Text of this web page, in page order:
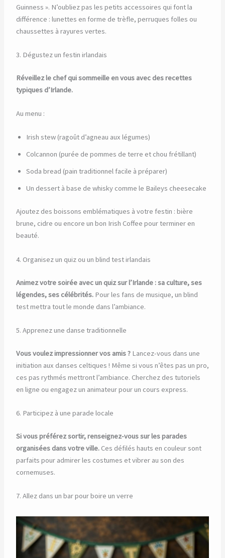
Guinness ». N’oubliez pas les petits accessoires qui font la
différence : lunettes en forme de trèfle, perruques folles ou
chaussettes à rayures vertes.
3. Dégustez un festin irlandais
Réveillez le chef qui sommeille en vous avec des recettes
typiques d’Irlande.
Au menu :
Irish stew (ragoût d’agneau aux légumes)
Colcannon (purée de pommes de terre et chou frétillant)
Soda bread (pain traditionnel facile à préparer)
Un dessert à base de whisky comme le Baileys cheesecake
Ajoutez des boissons emblématiques à votre festin : bière
brune, cidre ou encore un bon Irish Coffee pour terminer en
beauté.
4. Organisez un quiz ou un blind test irlandais
Animez votre soirée avec un quiz sur l’Irlande : sa culture, ses
légendes, ses célébrités. Pour les fans de musique, un blind
test mettra tout le monde dans l’ambiance.
5. Apprenez une danse traditionnelle
Vous voulez impressionner vos amis ?Lancez-vous dans une
initiation aux danses celtiques ! Même si vous n’êtes pas un pro,
ces pas rythmés mettront l’ambiance. Cherchez des tutoriels
en ligne ou engagez un animateur pour un cours express.
6. Participez à une parade locale
Si vous préférez sortir, renseignez-vous sur les parades
organisées dans votre ville.Ces défilés hauts en couleur sont
parfaits pour admirer les costumes et vibrer au son des
cornemuses.
7. Allez dans un bar pour boire un verre